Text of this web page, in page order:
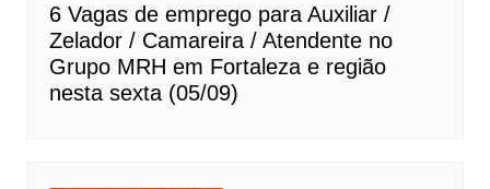
6 Vagas de emprego para Auxiliar /
Zelador / Camareira / Atendente no
Grupo MRH em Fortaleza e região
nesta sexta (05/09)